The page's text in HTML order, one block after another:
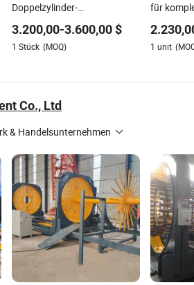
Doppelzylinder-
Heißschmelzkessel für
Straßenbaumaschinen-
Ensemble
3.200,00-3.600,00 $
1 Stück (MOQ)
für
1 unit
Co., Ltd
& Handelsunternehmen